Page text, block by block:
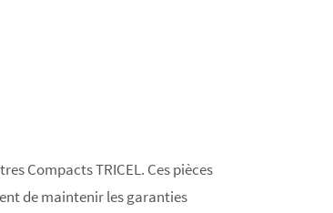
Compacts TRICEL. Ces pièces
de maintenir les garanties